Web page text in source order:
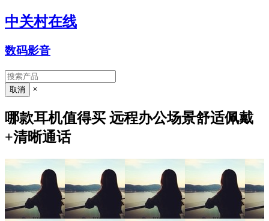
中关村在线
数码影音
×
哪款耳机值得买 远程办公场景舒适佩戴
+清晰通话